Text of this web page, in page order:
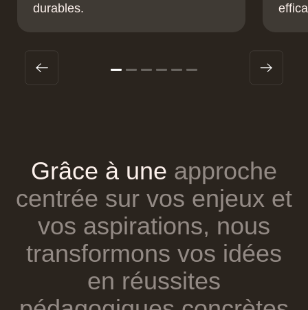
durables.
Grâce à une approche
centrée sur vos enjeux et
vos aspirations, nous
transformons vos idées
en réussites